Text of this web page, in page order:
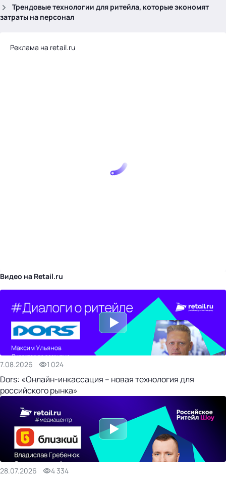
Трендовые технологии для ритейла, которые экономят
затраты на персонал
Реклама на retail.ru
Видео на Retail.ru
7.08.2026 1 024
Dors: «Онлайн-инкассация – новая технология для
российского рынка»
28.07.2026 4 334